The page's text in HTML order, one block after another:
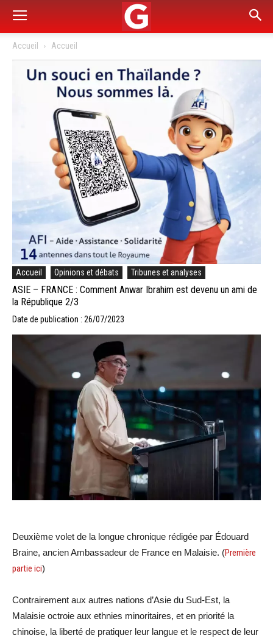
Accueil Accueil
Accueil Opinions et débats Tribunes et analyses
ASIE – FRANCE : Comment Anwar Ibrahim est devenu un ami de
la République 2/3
Date de publication : 26/07/2023
Deuxième volet de la longue chronique rédigée par Édouard
Braine, ancien Ambassadeur de France en Malaisie. (Première
partie ici)
Contrairement aux autres nations d’Asie du Sud-Est, la
Malaisie octroie aux ethnies minoritaires, et en priorité la
chinoise, la liberté de pratiquer leur langue et le respect de leur